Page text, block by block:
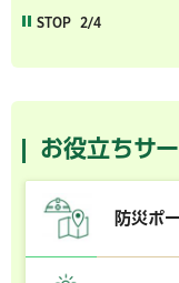
STOP 2/4
お役立ちサ
防災ポ